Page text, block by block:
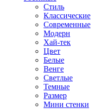
Стиль
Классические
Современные
Модерн
Хай-тек
Цвет
Белые
Венге
Светлые
Темные
Размер
Мини стенки